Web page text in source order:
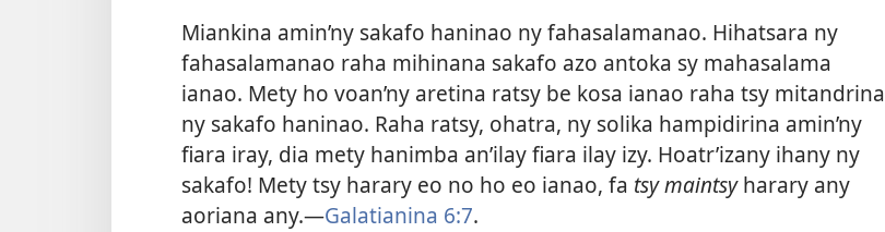
Miankina amin’ny sakafo haninao ny fahasalamanao. Hihatsara ny
fahasalamanao raha mihinana sakafo azo antoka sy mahasalama
ianao. Mety ho voan’ny aretina ratsy be kosa ianao raha tsy mitandrina
ny sakafo haninao. Raha ratsy, ohatra, ny solika hampidirina amin’ny
fiara iray, dia mety hanimba an’ilay fiara ilay izy. Hoatr’izany ihany ny
sakafo! Mety tsy harary eo no ho eo ianao, fa tsy maintsyharary any
aoriana any.—Galatianina 6:7.